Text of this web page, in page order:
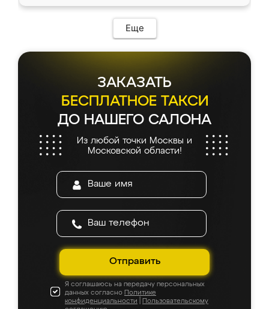
Еще
ЗАКАЗАТЬ
БЕСПЛАТНОЕ ТАКСИ
ДО НАШЕГО САЛОНА
Из любой точки Москвы и
Московской области!
Отправить
Я соглашаюсь на передачу персональных
данных согласно Политике
конфиденциальности
Пользовательскому